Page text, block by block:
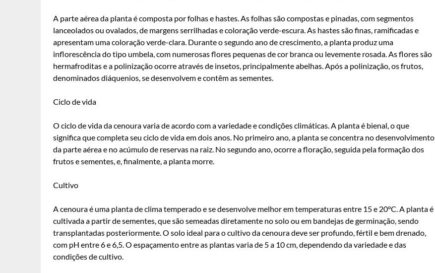
A parte aérea da planta é composta por folhas e hastes. As folhas são compostas e pinadas, com segmentos
lanceolados ou ovalados, de margens serrilhadas e coloração verde-escura. As hastes são finas, ramificadas e
apresentam uma coloração verde-clara. Durante o segundo ano de crescimento, a planta produz uma
inflorescência do tipo umbela, com numerosas flores pequenas de cor branca ou levemente rosada. As flores são
hermafroditas e a polinização ocorre através de insetos, principalmente abelhas. Após a polinização, os frutos,
denominados diáquenios, se desenvolvem e contêm as sementes.
Ciclo de vida
O ciclo de vida da cenoura varia de acordo com a variedade e condições climáticas. A planta é bienal, o que
significa que completa seu ciclo de vida em dois anos. No primeiro ano, a planta se concentra no desenvolvimento
da parte aérea e no acúmulo de reservas na raiz. No segundo ano, ocorre a floração, seguida pela formação dos
frutos e sementes, e, finalmente, a planta morre.
Cultivo
A cenoura é uma planta de clima temperado e se desenvolve melhor em temperaturas entre 15 e 20°C. A planta é
cultivada a partir de sementes, que são semeadas diretamente no solo ou em bandejas de germinação, sendo
transplantadas posteriormente. O solo ideal para o cultivo da cenoura deve ser profundo, fértil e bem drenado,
com pH entre 6 e 6,5. O espaçamento entre as plantas varia de 5 a 10 cm, dependendo da variedade e das
condições de cultivo.